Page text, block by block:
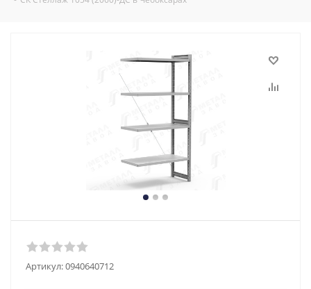
Артикул:0940640712